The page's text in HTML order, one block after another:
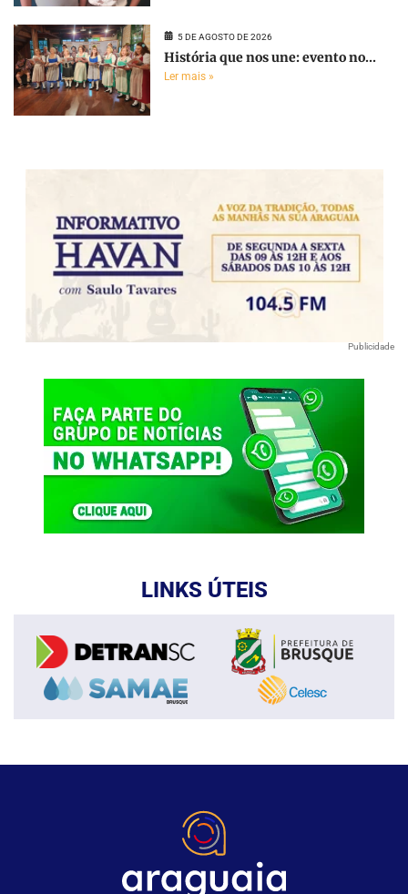
5 DE AGOSTO DE 2026
História que nos une: evento no...
Ler mais »
Publicidade
LINKS ÚTEIS